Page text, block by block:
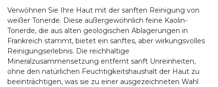
Verwöhnen Sie Ihre Haut mit der sanften Reinigung von
weißer Tonerde. Diese außergewöhnlich feine Kaolin-
Tonerde, die aus alten geologischen Ablagerungen in
Frankreich stammt, bietet ein sanftes, aber wirkungsvolles
Reinigungserlebnis. Die reichhaltige
Mineralzusammensetzung entfernt sanft Unreinheiten,
ohne den natürlichen Feuchtigkeitshaushalt der Haut zu
beeinträchtigen, was sie zu einer ausgezeichneten Wahl